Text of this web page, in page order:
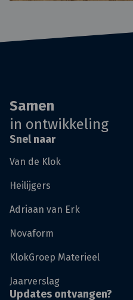
Samen
in ontwikkeling
Snel naar
Van de Klok
Heilijgers
Adriaan van Erk
Novaform
KlokGroep Materieel
Jaarverslag
Updates ontvangen?